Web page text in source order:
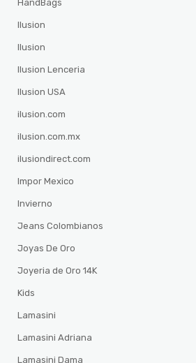
HandBags
Ilusion
Ilusion
Ilusion Lenceria
Ilusion USA
ilusion.com
ilusion.com.mx
ilusiondirect.com
Impor Mexico
Invierno
Jeans Colombianos
Joyas De Oro
Joyeria de Oro 14K
Kids
Lamasini
Lamasini Adriana
Lamasini Dama